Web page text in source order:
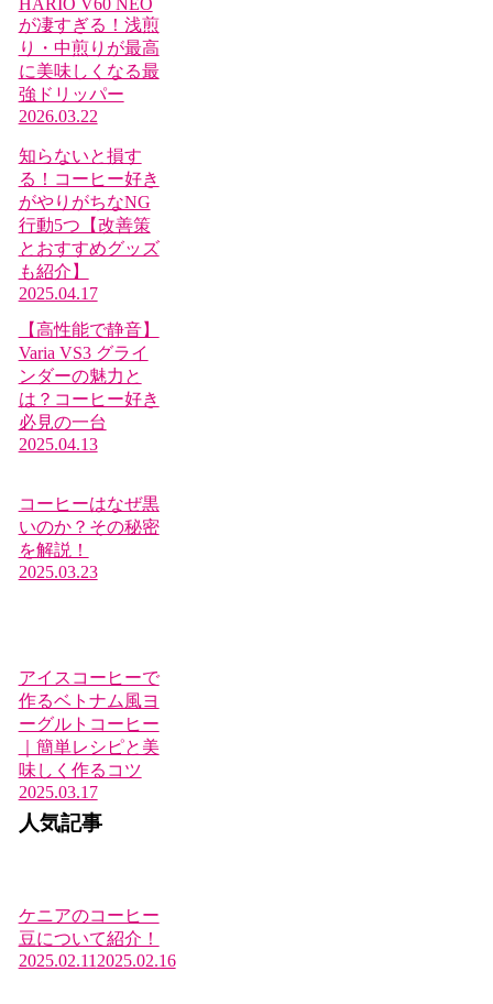
HARIO V60 NEO
が凄すぎる！浅煎
り・中煎りが最高
に美味しくなる最
強ドリッパー
2026.03.22
知らないと損す
る！コーヒー好き
がやりがちなNG
行動5つ【改善策
とおすすめグッズ
も紹介】
2025.04.17
【高性能で静音】
Varia VS3 グライ
ンダーの魅力と
は？コーヒー好き
必見の一台
2025.04.13
コーヒーはなぜ黒
いのか？その秘密
を解説！
2025.03.23
アイスコーヒーで
作るベトナム風ヨ
ーグルトコーヒー
｜簡単レシピと美
味しく作るコツ
2025.03.17
人気記事
ケニアのコーヒー
豆について紹介！
2025.02.11 2025.02.16